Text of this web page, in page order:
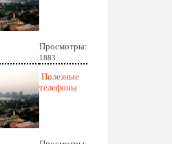
Просмотры:
1883
Полезные
телефоны